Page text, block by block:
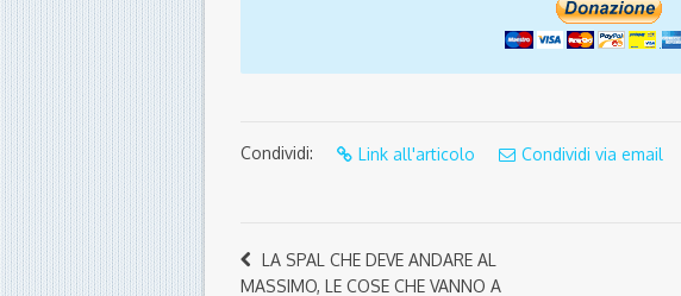
Condividi: Link all'articolo Condividi via email
LA SPAL CHE DEVE ANDARE AL
MASSIMO, LE COSE CHE VANNO A